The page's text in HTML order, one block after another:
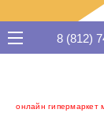
онлайн гипермаркет
8 (812)